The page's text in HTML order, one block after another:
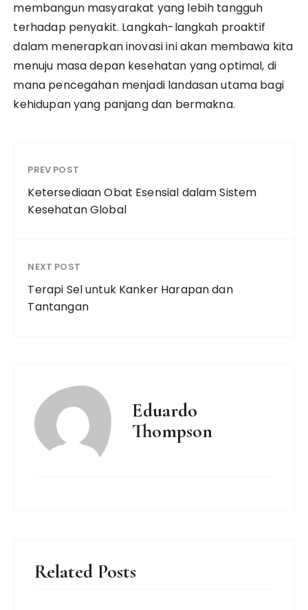
membangun masyarakat yang lebih tangguh
terhadap penyakit. Langkah-langkah proaktif
dalam menerapkan inovasi ini akan membawa kita
menuju masa depan kesehatan yang optimal, di
mana pencegahan menjadi landasan utama bagi
kehidupan yang panjang dan bermakna.
PREV POST
Ketersediaan Obat Esensial dalam Sistem
Kesehatan Global
NEXT POST
Terapi Sel untuk Kanker Harapan dan
Tantangan
Eduardo
Thompson
Related Posts